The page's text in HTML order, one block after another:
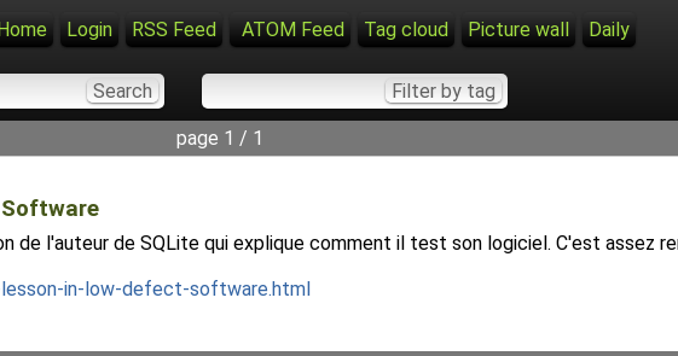
Login RSS Feed ATOM Feed Tag cloud Picture wall Daily
page 1 / 1
Software
de l'auteur de SQLite qui explique comment il test son logiciel. C'est assez
in-low-defect-software.html